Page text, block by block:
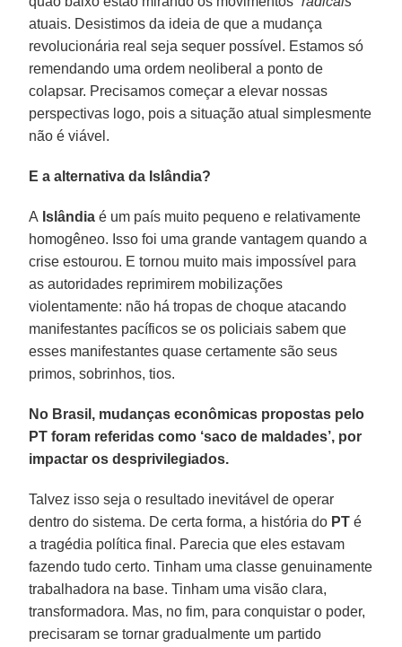
atuais. Desistimos da ideia de que a mudança
revolucionária real seja sequer possível. Estamos só
remendando uma ordem neoliberal a ponto de
colapsar. Precisamos começar a elevar nossas
perspectivas logo, pois a situação atual simplesmente
não é viável.
E a alternativa da Islândia?
A Islândia é um país muito pequeno e relativamente
homogêneo. Isso foi uma grande vantagem quando a
crise estourou. E tornou muito mais impossível para
as autoridades reprimirem mobilizações
violentamente: não há tropas de choque atacando
manifestantes pacíficos se os policiais sabem que
esses manifestantes quase certamente são seus
primos, sobrinhos, tios.
No Brasil, mudanças econômicas propostas pelo
PT foram referidas como ‘saco de maldades’, por
impactar os desprivilegiados.
Talvez isso seja o resultado inevitável de operar
dentro do sistema. De certa forma, a história do PT é
a tragédia política final. Parecia que eles estavam
fazendo tudo certo. Tinham uma classe genuinamente
trabalhadora na base. Tinham uma visão clara,
transformadora. Mas, no fim, para conquistar o poder,
precisaram se tornar gradualmente um partido